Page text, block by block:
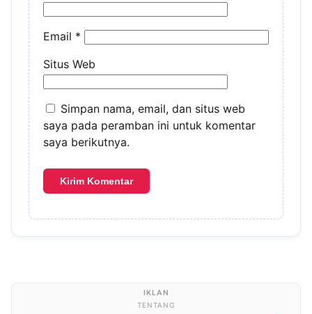
Email *
Situs Web
Simpan nama, email, dan situs web
saya pada peramban ini untuk komentar
saya berikutnya.
TENTANG